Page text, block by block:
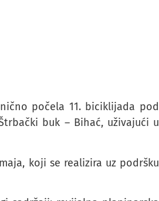
počela 11. biciklijada pod
buk – Bihać, uživajući u
koji se realizira uz podršku